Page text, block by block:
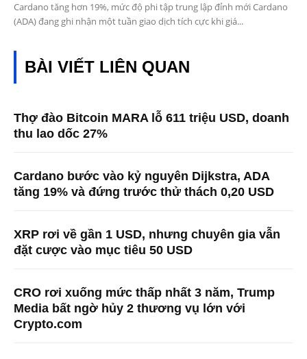
Cardano tăng hơn 19%, mức độ phi tập trung lập đỉnh mới Cardano
(ADA) đang ghi nhận một tuần giao dịch tích cực khi giá...
BÀI VIẾT LIÊN QUAN
Thợ đào Bitcoin MARA lỗ 611 triệu USD, doanh
thu lao dốc 27%
Cardano bước vào kỷ nguyên Dijkstra, ADA
tăng 19% và đứng trước thử thách 0,20 USD
XRP rơi về gần 1 USD, nhưng chuyên gia vẫn
đặt cược vào mục tiêu 50 USD
CRO rơi xuống mức thấp nhất 3 năm, Trump
Media bất ngờ hủy 2 thương vụ lớn với
Crypto.com